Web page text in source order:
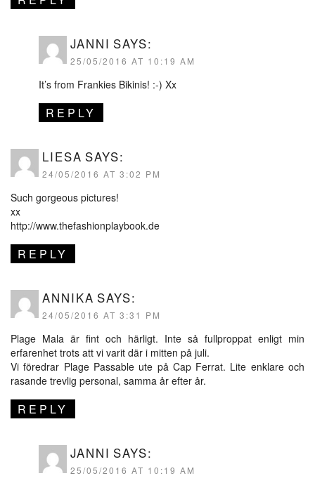
JANNI SAYS:
25/05/2016 AT 10:19 AM
It’s from Frankies Bikinis! :-) Xx
REPLY
LIESA SAYS:
24/05/2016 AT 3:02 PM
Such gorgeous pictures!
xx
http://www.thefashionplaybook.de
REPLY
ANNIKA SAYS:
24/05/2016 AT 3:31 PM
Plage Mala är fint och härligt. Inte så fullproppat enligt min
erfarenhet trots att vi varit där i mitten på juli.
Vi föredrar Plage Passable ute på Cap Ferrat. Lite enklare och
rasande trevlig personal, samma år efter år.
REPLY
JANNI SAYS:
25/05/2016 AT 10:19 AM